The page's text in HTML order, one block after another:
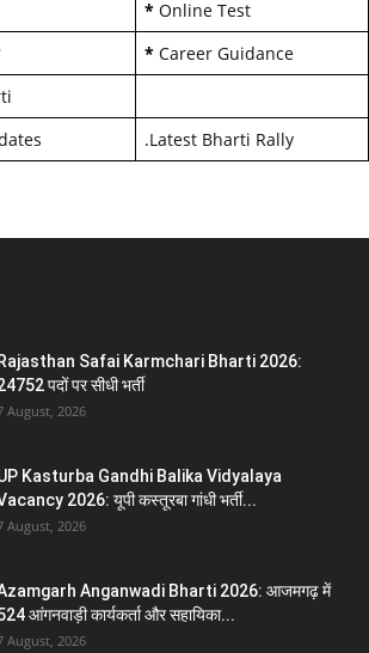
* Online Test
* Career Guidance
.Latest Bharti Rally
Rajasthan Safai Karmchari Bharti 2026:
पदों पर सीधी भर्ती
August, 2026
Kasturba Gandhi Balika Vidyalaya
2026: यूपी कस्तूरबा गांधी भर्ती...
August, 2026
Anganwadi Bharti 2026: आजमगढ़ में
आंगनवाड़ी कार्यकर्ता और सहायिका...
August, 2026